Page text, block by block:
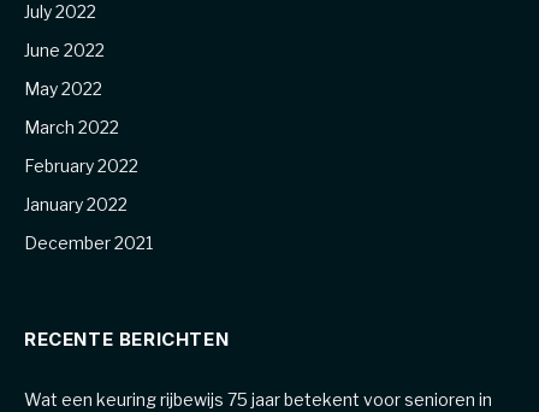
July 2022
June 2022
May 2022
March 2022
February 2022
January 2022
December 2021
RECENTE BERICHTEN
Wat een keuring rijbewijs 75 jaar betekent voor senioren in